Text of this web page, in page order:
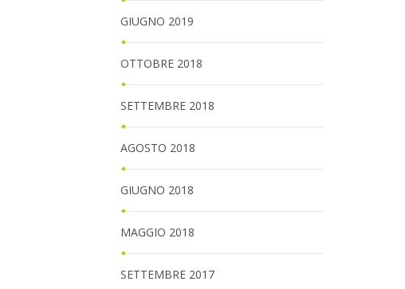
GIUGNO 2019
OTTOBRE 2018
SETTEMBRE 2018
AGOSTO 2018
GIUGNO 2018
MAGGIO 2018
SETTEMBRE 2017